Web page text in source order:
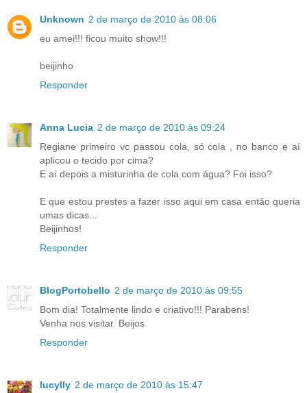
Unknown 2 de março de 2010 às 08:06
eu amei!!! ficou muito show!!!
beijinho
Responder
Anna Lucia 2 de março de 2010 às 09:24
Regiane primeiro vc passou cola, só cola , no banco e aí
aplicou o tecido por cima?
E aí depois a misturinha de cola com água? Foi isso?
E que estou prestes a fazer isso aqui em casa então queria
umas dicas...
Beijinhos!
Responder
BlogPortobello 2 de março de 2010 às 09:55
Bom dia! Totalmente lindo e criativo!!! Parabens!
Venha nos visitar. Beijos
Responder
lucylly 2 de março de 2010 às 15:47